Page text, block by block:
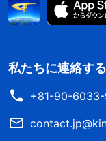
私たちに連絡する
+81-90-6033-